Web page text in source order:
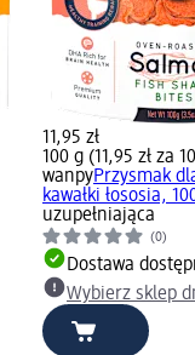
11,95 zł
100 g (11,95 zł za
wanpyPrzysmak
kawałki łososia,
uzupełniająca
(0)
Dostawa
Wybierz sklep